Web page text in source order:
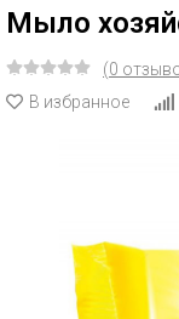
Мыло
(0
В избранное